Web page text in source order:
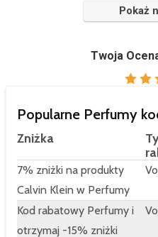
Pokaż
Twoja
Popularne Perfumy
Zniżka
7% zniżki na produkty
Calvin Klein w Perfumy
Kod rabatowy Perfumy i
otrzymaj -15% zniżki